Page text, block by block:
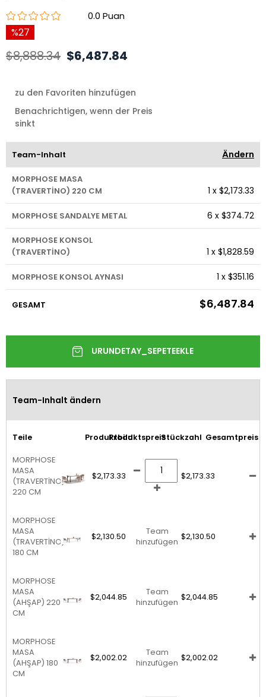
0.0
27
$8,888.34 $6,487.84
zu den Favoriten hinzufügen
Benachrichtigen, wenn der Preis
sinkt
Team-Inhalt Ändern
MORPHOSE MASA
(TRAVERTİNO) 220 CM
1 x $2,173.33
MORPHOSE SANDALYE METAL 6 x $374.72
MORPHOSE KONSOL
(TRAVERTİNO)
1 x $1,828.59
MORPHOSE KONSOL AYNASI 1 x $351.16
GESAMT $6,487.84
Team-Inhalt ändern
Teile ProduktbildProduktspreisStückzahl Gesamtpreis
MORPHOSE
MASA
(TRAVERTİNO)
220 CM
$2,173.33 $2,173.33
MORPHOSE
MASA
(TRAVERTİNO)
180 CM
$2,130.50
Team
hinzufügen
$2,130.50
MORPHOSE
MASA
(AHŞAP) 220
CM
$2,044.85
Team
hinzufügen
$2,044.85
MORPHOSE
MASA
(AHŞAP) 180
CM
$2,002.02
Team
hinzufügen
$2,002.02